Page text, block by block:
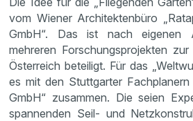
vom Wiener Architektenbüro
GmbH“. Das ist nach eigenen
mehreren Forschungsprojekten
Österreich beteiligt. Für das
es mit den Stuttgarter
GmbH“ zusammen. Die seien
spannenden Seil- und